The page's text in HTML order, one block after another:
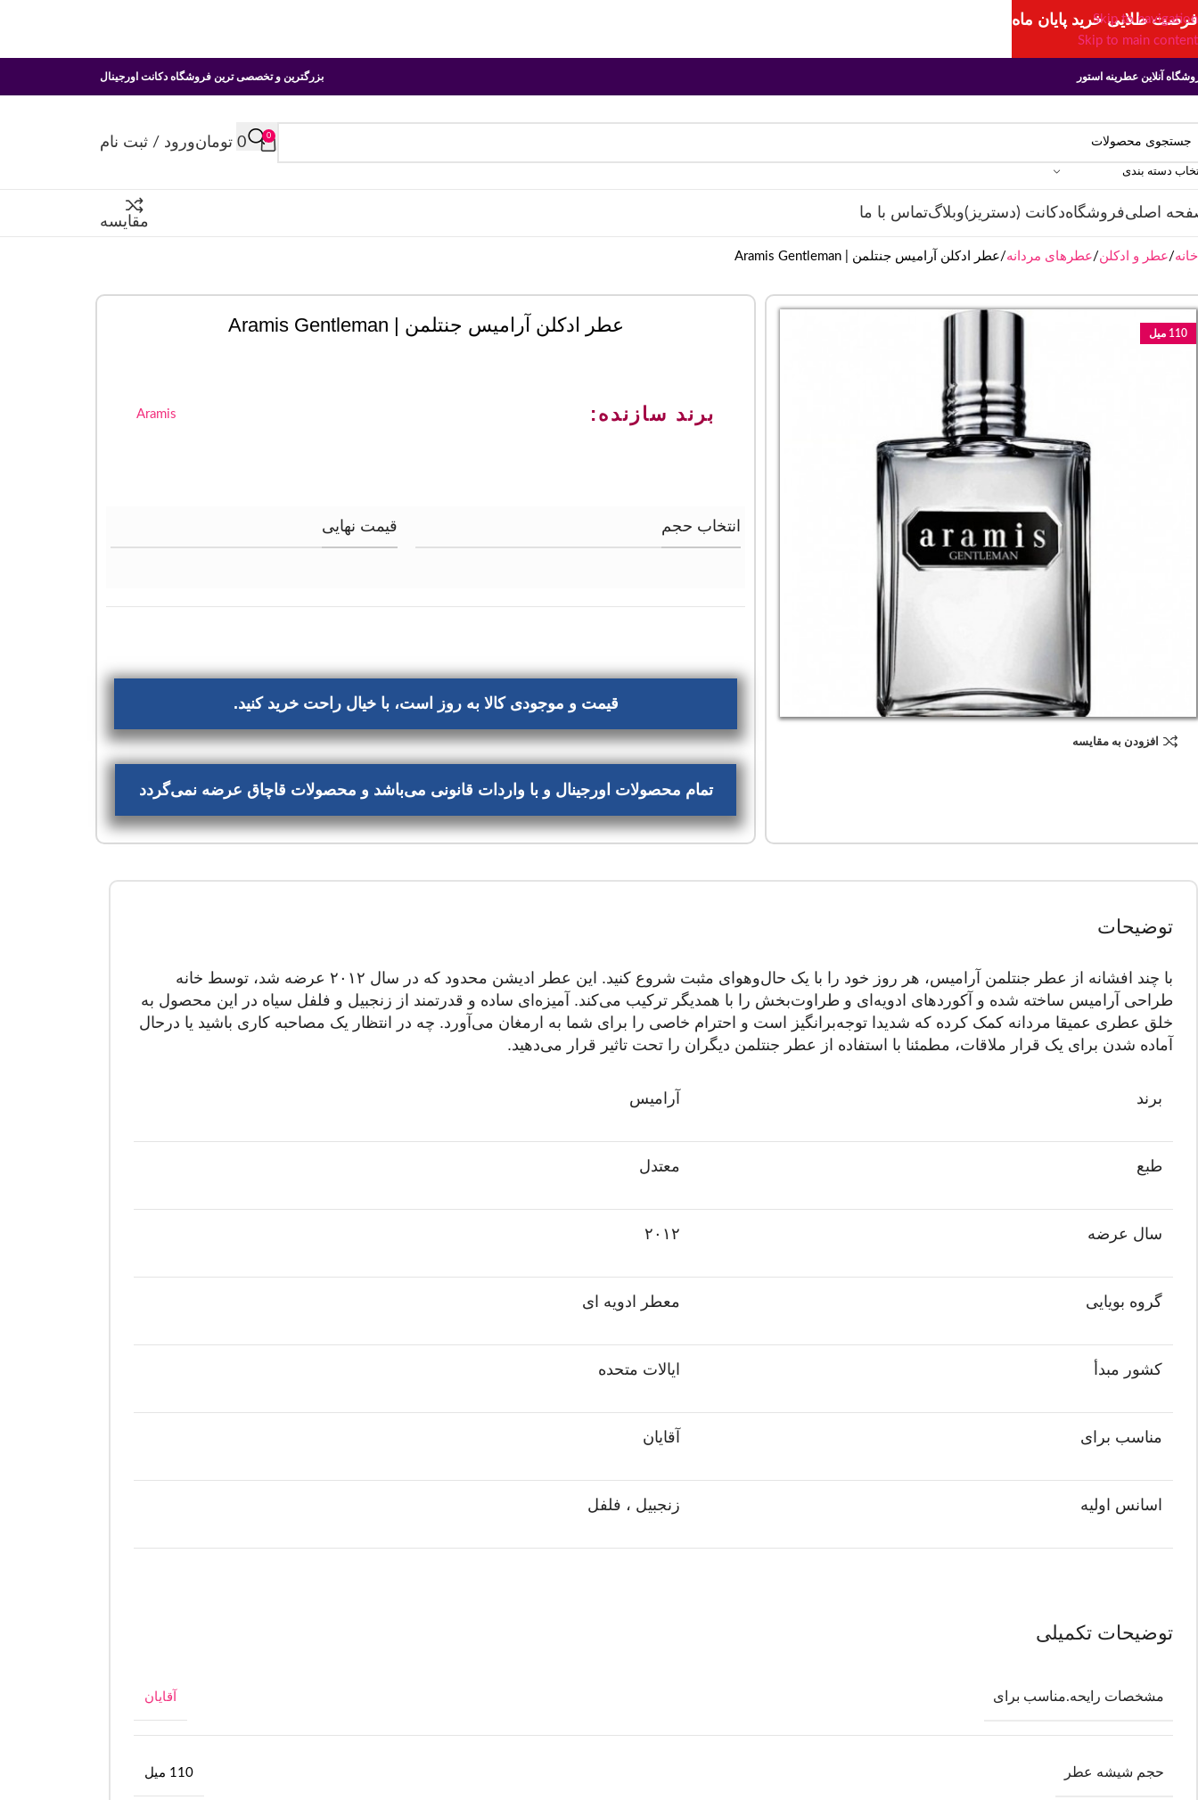
Skip to navigation
Skip to main content
آنلاین عطرینه استور بزرگترین و تخصصی ترین فروشگاه دکانت اورجینال
دسته بندی
0
0 تومانورود / ثبت نام
اصلیفروشگاهدکانت (دستریز)وبلاگتماس با ما
مقایسه
خانه عطر و ادکلن عطرهای مردانه عطر ادکلن آرامیس جنتلمن | Aramis Gentleman
110 میل
افزودن به مقایسه
عطر ادکلن آرامیس جنتلمن | Aramis Gentleman
برند سازنده: Aramis
انتخاب حجم قیمت نهایی
قیمت و موجودی کالا به روز است، با خیال راحت خرید کنید.
تمام محصولات اورجینال و با واردات قانونی می‌باشد و محصولات قاچاق عرضه نمی‌گردد
توضیحات
با چند افشانه از عطر جنتلمن آرامیس، هر روز خود را با یک حال‌وهوای مثبت شروع کنید. این عطر ادیشن محدود که در سال ۲۰۱۲ عرضه شد، توسط خانه
طراحی آرامیس ساخته شده و آکوردهای ادویه‌ای و طراوت‌بخش را با همدیگر ترکیب می‌کند. آمیزه‌ای ساده و قدرتمند از زنجبیل و فلفل سیاه در این محصول به
خلق عطری عمیقا مردانه کمک کرده که شدیدا توجه‌برانگیز است و احترام خاصی را برای شما به ارمغان می‌آورد. چه در انتظار یک مصاحبه کاری باشید یا درحال
آماده شدن برای یک قرار ملاقات، مطمئنا با استفاده از عطر جنتلمن دیگران را تحت تاثیر قرار می‌دهید.
برند آرامیس
طبع معتدل
سال عرضه ۲۰۱۲
گروه بویایی معطر ادویه ای
کشور مبدأ ایالات متحده
مناسب برای آقایان
اسانس اولیه زنجبیل ، فلفل
توضیحات تکمیلی
مشخصات رایحه.مناسب برای آقایان
حجم شیشه عطر 110 میل
فرصت طلایی خرید پایان ماه